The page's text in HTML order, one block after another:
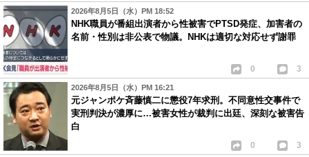
2026年8月5日（水）PM 18:52
NHK職員が番組出演者から性被害でPTSD発症、加害者の
名前・性別は非公表で物議。NHKは適切な対応せず謝罪
0 3
2026年8月5日（水）PM 16:21
元ジャンポケ斉藤慎二に懲役7年求刑。不同意性交事件で
実刑判決が濃厚に…被害女性が裁判に出廷、深刻な被害告
白
0 3